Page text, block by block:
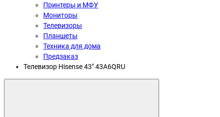
Принтеры и МФУ
Мониторы
Телевизоры
Планшеты
Техника для дома
Предзаказ
Телевизор Hisense 43" 43A6QRU